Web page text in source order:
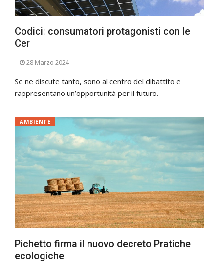
Codici: consumatori protagonisti con le
Cer
28 Marzo 2024
Se ne discute tanto, sono al centro del dibattito e
rappresentano un’opportunità per il futuro.
Pichetto firma il nuovo decreto Pratiche
ecologiche
AMBIENTE